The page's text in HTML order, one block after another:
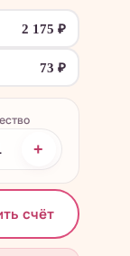
2 175₽
73₽
+
счёт